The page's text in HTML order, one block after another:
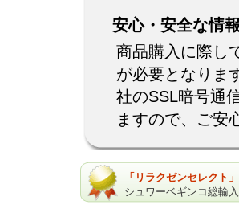
安心・安全な情
商品購入に際し
が必要となりま
社のSSL暗号通
ますので、ご安
「リラクゼンセレクト
シュワーベギンコ総輸